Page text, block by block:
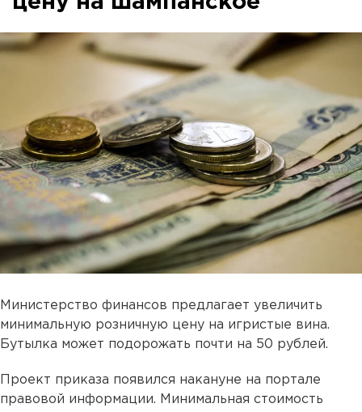
Министерство финансов предлагает увеличить
минимальную розничную цену на игристые вина.
Бутылка может подорожать почти на 50 рублей.
Проект приказа появился накануне на портале
правовой информации. Минимальная стоимость